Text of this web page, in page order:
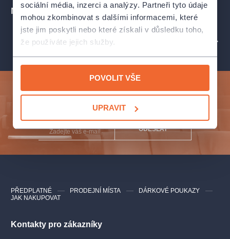
sociální média, inzerci a analýzy. Partneři tyto údaje
mohou zkombinovat s dalšími informacemi, které
jste jim poskytli nebo které získali v důsledku toho,
že používáte jejich služby.
POVOLIT VŠE
UPRAVIT
Účinkují
Orchestr Ježkovy stopy
Orchestr Paměti národa
Ondřej Kabrna
Místa
PROFIL POŘADATELE SOUND/SCREEN PRODUCTION
Přihlaste se k odběru a vychutnejte si kulturní život
ODESLAT
Kontakty pro zákazníky
PŘEDPLATNÉ PRODEJNÍ MÍSTA
DÁRKOVÉ POUKAZY
JAK NAKUPOVAT